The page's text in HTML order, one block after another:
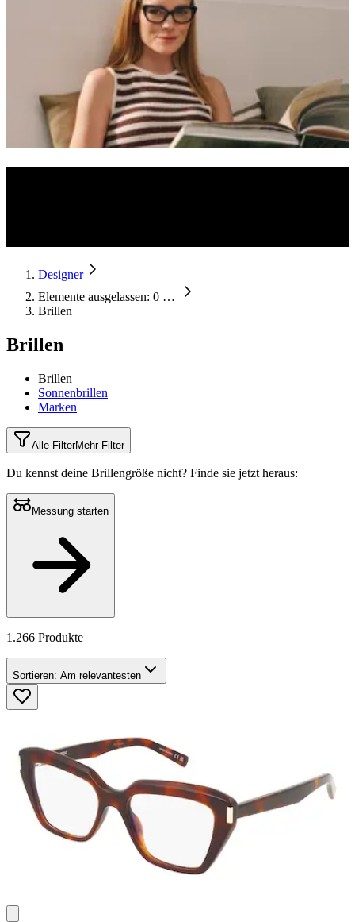
Designer
Elemente ausgelassen: 0 …
Brillen
Brillen
Brillen
Sonnenbrillen
Marken
Alle FilterMehr Filter
Du kennst deine Brillengröße nicht? Finde sie jetzt heraus:
Messung starten
1.266 Produkte
Sortieren: Am relevantesten